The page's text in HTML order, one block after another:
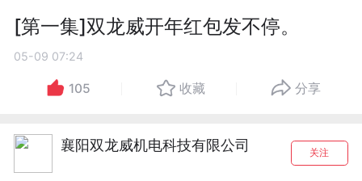
[第一集]双龙威开年红包发不停。
05-09 07:24
105 收藏 分享
襄阳双龙威机电科技有限公司 关注